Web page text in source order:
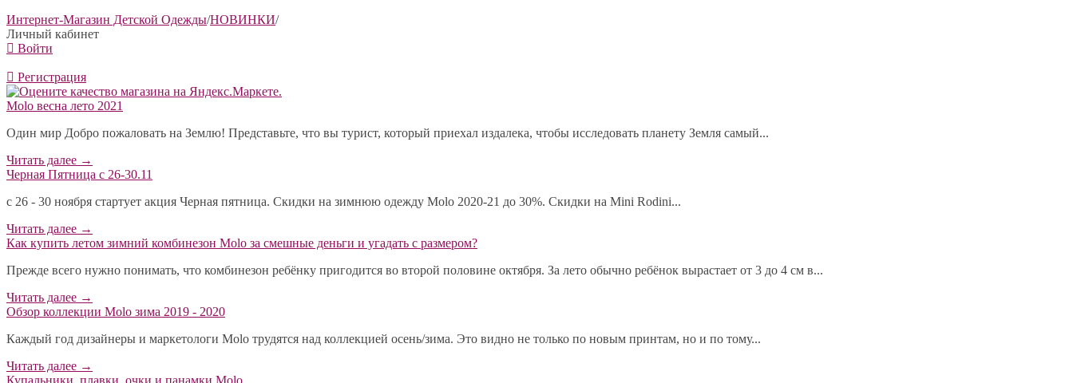
Интернет-Магазин Детской Одежды/НОВИНКИ/
Личный кабинет
Войти
Регистрация
Molo весна лето 2021
Один мир Добро пожаловать на Землю! Представьте, что вы турист, который приехал издалека, чтобы исследовать планету Земля самый...
Читать далее →
Черная Пятница с 26-30.11
с 26 - 30 ноября стартует акция Черная пятница. Скидки на зимнюю одежду Molo 2020-21 до 30%. Скидки на Mini Rodini...
Читать далее →
​Как купить летом зимний комбинезон Molo за смешные деньги и угадать с размером?
Прежде всего нужно понимать, что комбинезон ребёнку пригодится во второй половине октября. За лето обычно ребёнок вырастает от 3 до 4 см в...
Читать далее →
Обзор коллекции Molo зима 2019 - 2020
Каждый год дизайнеры и маркетологи Molo трудятся над коллекцией осень/зима. Это видно не только по новым принтам, но и по тому...
Читать далее →
Купальники, плавки, очки и панамки Molo